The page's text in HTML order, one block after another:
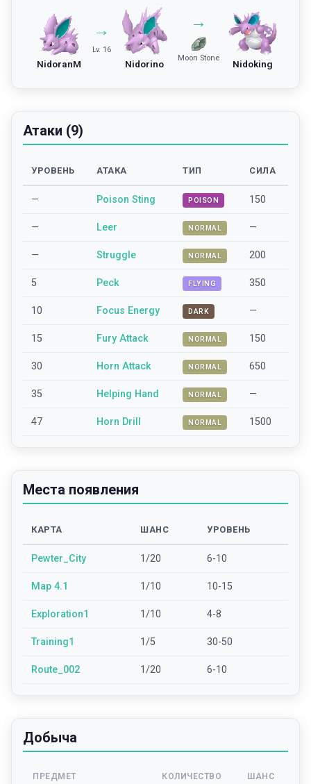
NidoranM
→
Lv. 16
Nidorino
→
Moon Stone
Nidoking
Атаки (9)
УРОВЕНЬ АТАКА ТИП СИЛА
— Poison Sting POISON 150
— Leer NORMAL —
— Struggle NORMAL 200
5 Peck FLYING 350
10 Focus Energy DARK —
15 Fury Attack NORMAL 150
30 Horn Attack NORMAL 650
35 Helping Hand NORMAL —
47 Horn Drill NORMAL 1500
Места появления
КАРТА ШАНС УРОВЕНЬ
Pewter_City 1/20 6-10
Map 4.1 1/10 10-15
Exploration1 1/10 4-8
Training1 1/5 30-50
Route_002 1/20 6-10
Добыча
ПРЕДМЕТ КОЛИЧЕСТВО ШАНС